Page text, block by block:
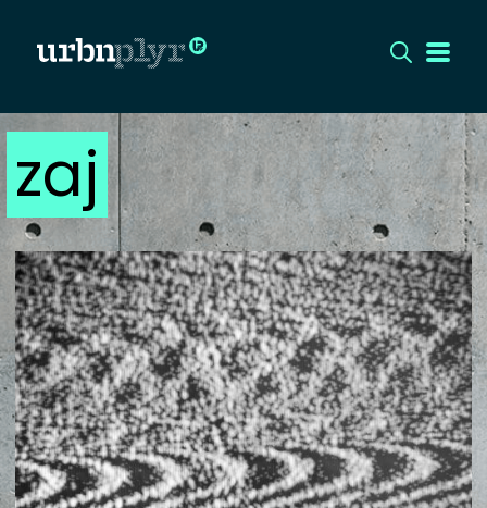
CÍMLAP
DIZÁJN
DIVAT
HIP
KULT
UTCA
zaj